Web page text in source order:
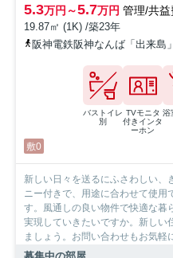
5.3万円～5.7万円 管理/共
19.87㎡ (1K) /築23年
阪神電鉄阪神なんば「出来島
バストイレ
別
TVモニタ
付きインタ
ーホン
浴
敷0
新しい日々を送るにふさわしい、
ニー付きで、用途に合わせて使用
す。風通しの良い物件で快適な暮
実現していきたいですか。新しい
ましょう。お問い合わせもお気軽